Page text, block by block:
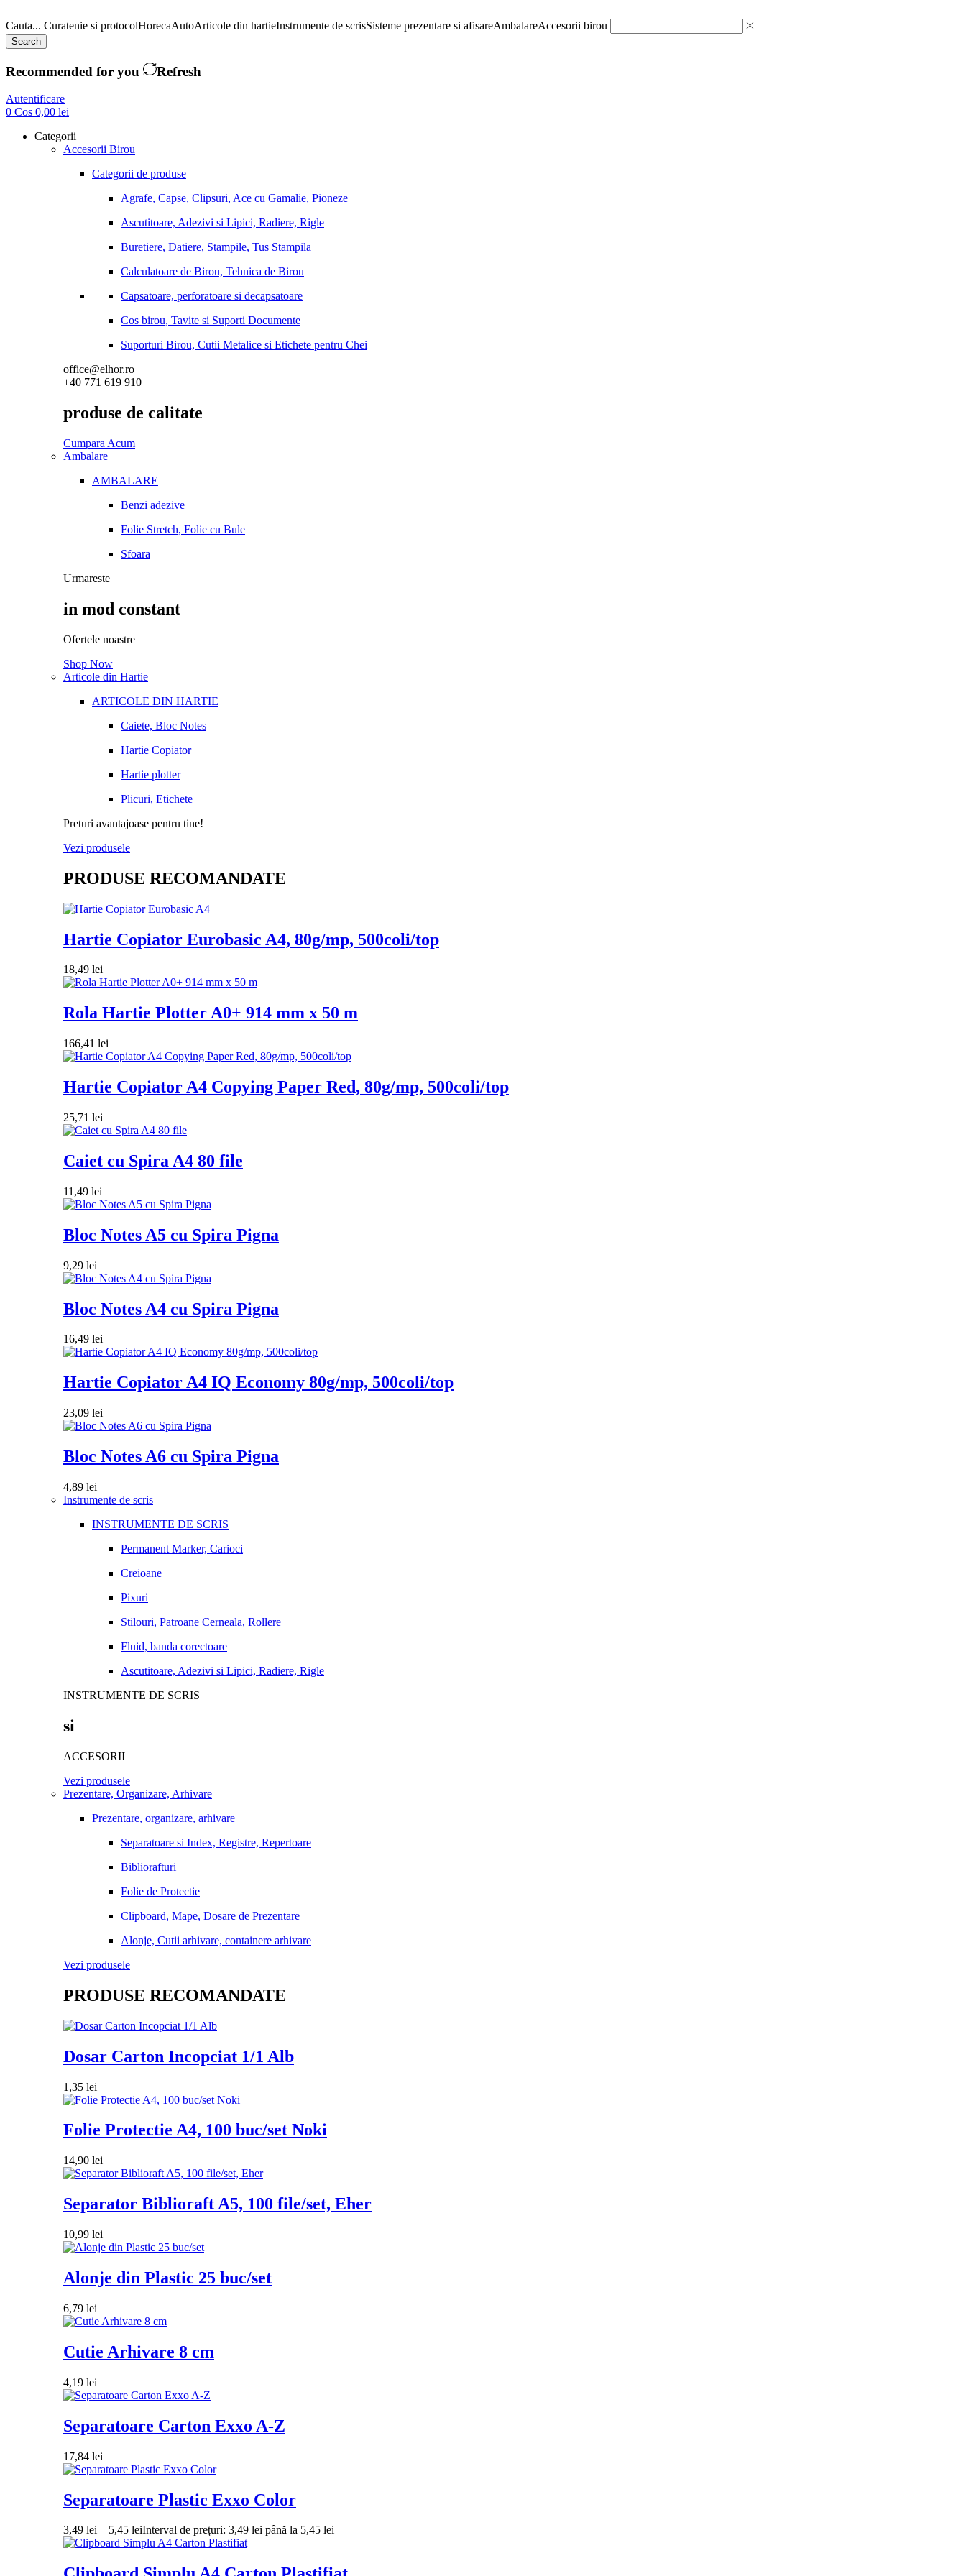
Cauta... Curatenie si protocolHorecaAutoArticole din hartieInstrumente de scrisSisteme prezentare si afisareAmbalareAccesorii birou
Search
Recommended for you Refresh
Autentificare
0 Cos 0,00 lei
Categorii
Accesorii Birou
Categorii de produse
Agrafe, Capse, Clipsuri, Ace cu Gamalie, Pioneze
Ascutitoare, Adezivi si Lipici, Radiere, Rigle
Buretiere, Datiere, Stampile, Tus Stampila
Calculatoare de Birou, Tehnica de Birou
Capsatoare, perforatoare si decapsatoare
Cos birou, Tavite si Suporti Documente
Suporturi Birou, Cutii Metalice si Etichete pentru Chei
office@elhor.ro
+40 771 619 910
produse de calitate
Cumpara Acum
Ambalare
AMBALARE
Benzi adezive
Folie Stretch, Folie cu Bule
Sfoara
Urmareste
in mod constant
Ofertele noastre
Shop Now
Articole din Hartie
ARTICOLE DIN HARTIE
Caiete, Bloc Notes
Hartie Copiator
Hartie plotter
Plicuri, Etichete
Preturi avantajoase pentru tine!
Vezi produsele
PRODUSE RECOMANDATE
Hartie Copiator Eurobasic A4, 80g/mp, 500coli/top
18,49 lei
Rola Hartie Plotter A0+ 914 mm x 50 m
166,41 lei
Hartie Copiator A4 Copying Paper Red, 80g/mp, 500coli/top
25,71 lei
Caiet cu Spira A4 80 file
11,49 lei
Bloc Notes A5 cu Spira Pigna
9,29 lei
Bloc Notes A4 cu Spira Pigna
16,49 lei
Hartie Copiator A4 IQ Economy 80g/mp, 500coli/top
23,09 lei
Bloc Notes A6 cu Spira Pigna
4,89 lei
Instrumente de scris
INSTRUMENTE DE SCRIS
Permanent Marker, Carioci
Creioane
Pixuri
Stilouri, Patroane Cerneala, Rollere
Fluid, banda corectoare
Ascutitoare, Adezivi si Lipici, Radiere, Rigle
INSTRUMENTE DE SCRIS
si
ACCESORII
Vezi produsele
Prezentare, Organizare, Arhivare
Prezentare, organizare, arhivare
Separatoare si Index, Registre, Repertoare
Bibliorafturi
Folie de Protectie
Clipboard, Mape, Dosare de Prezentare
Alonje, Cutii arhivare, containere arhivare
Vezi produsele
PRODUSE RECOMANDATE
Dosar Carton Incopciat 1/1 Alb
1,35 lei
Folie Protectie A4, 100 buc/set Noki
14,90 lei
Separator Biblioraft A5, 100 file/set, Eher
10,99 lei
Alonje din Plastic 25 buc/set
6,79 lei
Cutie Arhivare 8 cm
4,19 lei
Separatoare Carton Exxo A-Z
17,84 lei
Separatoare Plastic Exxo Color
3,49 lei – 5,45 leiInterval de prețuri: 3,49 lei până la 5,45 lei